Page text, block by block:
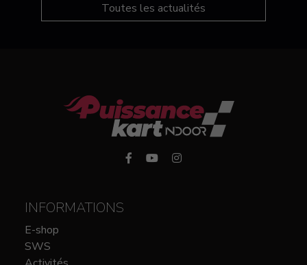
Toutes les actualités
INFORMATIONS
E-shop
SWS